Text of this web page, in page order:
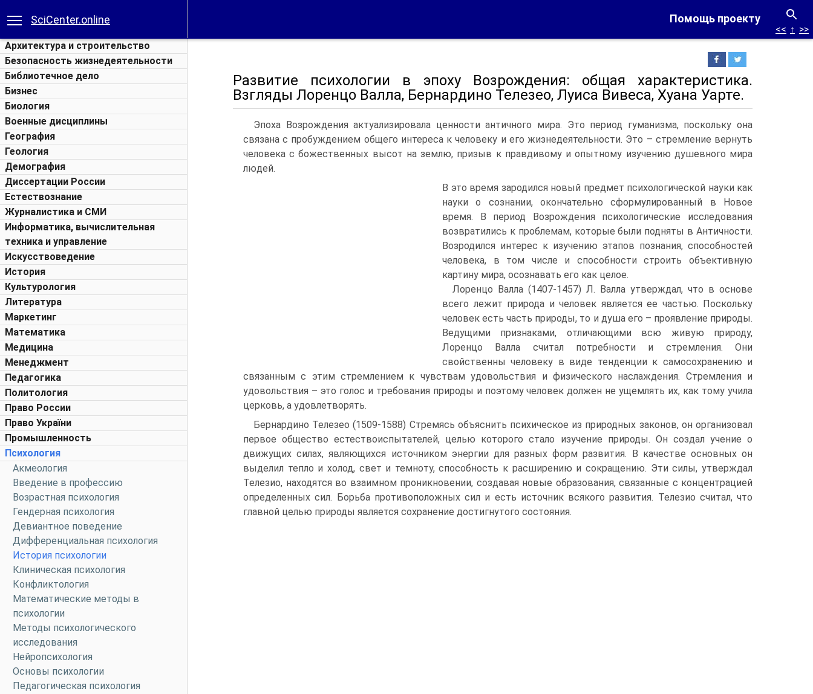
Помощь проекту
SciCenter.online
Архитектура и строительство
Безопасность жизнедеятельности
Библиотечное дело
Бизнес
Биология
Военные дисциплины
География
Геология
Демография
Диссертации России
Естествознание
Журналистика и СМИ
Информатика, вычислительная
техника и управление
Искусствоведение
История
Культурология
Литература
Маркетинг
Математика
Медицина
Менеджмент
Педагогика
Политология
Право России
Право України
Промышленность
Психология
Акмеология
Введение в профессию
Возрастная психология
Гендерная психология
Девиантное поведение
Дифференциальная психология
История психологии
Клиническая психология
Конфликтология
Математические методы в
психологии
Методы психологического
исследования
Нейропсихология
Основы психологии
Педагогическая психология
<< ↑ >>
Развитие психологии в эпоху Возрождения: общая характеристика.
Взгляды Лоренцо Валла, Бернардино Телезео, Луиса Вивеса, Хуана Уарте.
Эпоха Возрождения актуализировала ценности античного мира. Это период гуманизма, поскольку она
связана с пробуждением общего интереса к человеку и его жизнедеятельности. Это – стремление вернуть
человека с божественных высот на землю, призыв к правдивому и опытному изучению душевного мира
людей.
В это время зародился новый предмет психологической науки как
науки о сознании, окончательно сформулированный в Новое
время. В период Возрождения психологические исследования
возвратились к проблемам, которые были подняты в Античности.
Возродился интерес к изучению этапов познания, способностей
человека, в том числе и способности строить объективную
картину мира, осознавать его как целое.
Лоренцо Валла (1407-1457) Л. Валла утверждал, что в основе
всего лежит природа и человек является ее частью. Поскольку
человек есть часть природы, то и душа его – проявление природы.
Ведущими признаками, отличающими всю живую природу,
Лоренцо Валла считал потребности и стремления. Они
свойственны человеку в виде тенденции к самосохранению и
связанным с этим стремлением к чувствам удовольствия и физического наслаждения. Стремления и
удовольствия – это голос и требования природы и поэтому человек должен не ущемлять их, как тому учила
церковь, а удовлетворять.
Бернардино Телезео (1509-1588) Стремясь объяснить психическое из природных законов, он организовал
первое общество естествоиспытателей, целью которого стало изучение природы. Он создал учение о
движущих силах, являющихся источником энергии для разных форм развития. В качестве основных он
выделил тепло и холод, свет и темноту, способность к расширению и сокращению. Эти силы, утверждал
Телезио, находятся во взаимном проникновении, создавая новые образования, связанные с концентрацией
определенных сил. Борьба противоположных сил и есть источник всякого развития. Телезио считал, что
главной целью природы является сохранение достигнутого состояния.